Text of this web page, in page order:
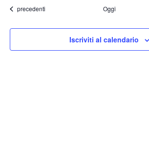
data.
Eventi
precedenti Oggi
Iscriviti al calendario